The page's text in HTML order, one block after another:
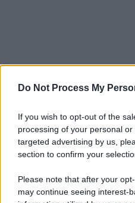
Do Not Process My
If you wish to opt-out of the
processing of your personal
targeted advertising by us,
section to confirm your
Please note that after your
may continue seeing interest-